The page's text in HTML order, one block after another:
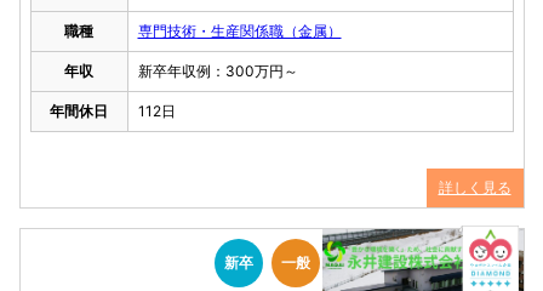
職種 専門技術・生産関係職（金属）
年収 新卒年収例：300万円～
年間休日 112日
詳しく見る
新卒 一般